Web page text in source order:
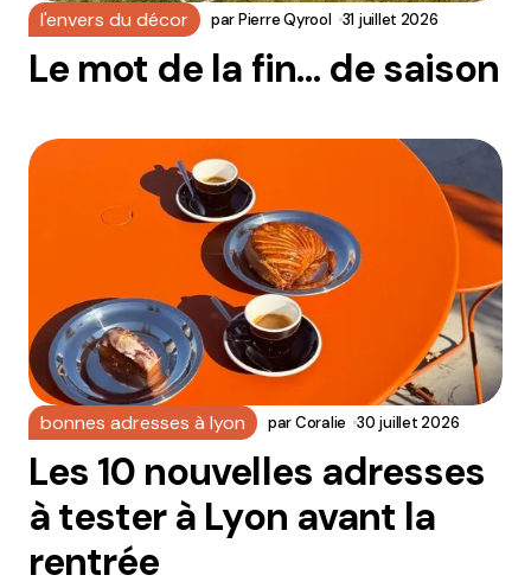
l'envers du décor parPierre Qyrool 31 juillet 2026
Le mot de la fin… de saison
bonnes adresses à lyon parCoralie 30 juillet 2026
Les 10 nouvelles adresses
à tester à Lyon avant la
rentrée